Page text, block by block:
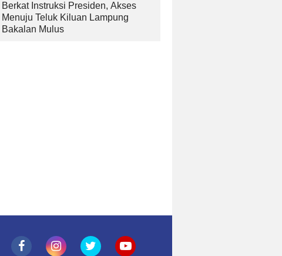
Berkat Instruksi Presiden, Akses
Menuju Teluk Kiluan Lampung
Bakalan Mulus